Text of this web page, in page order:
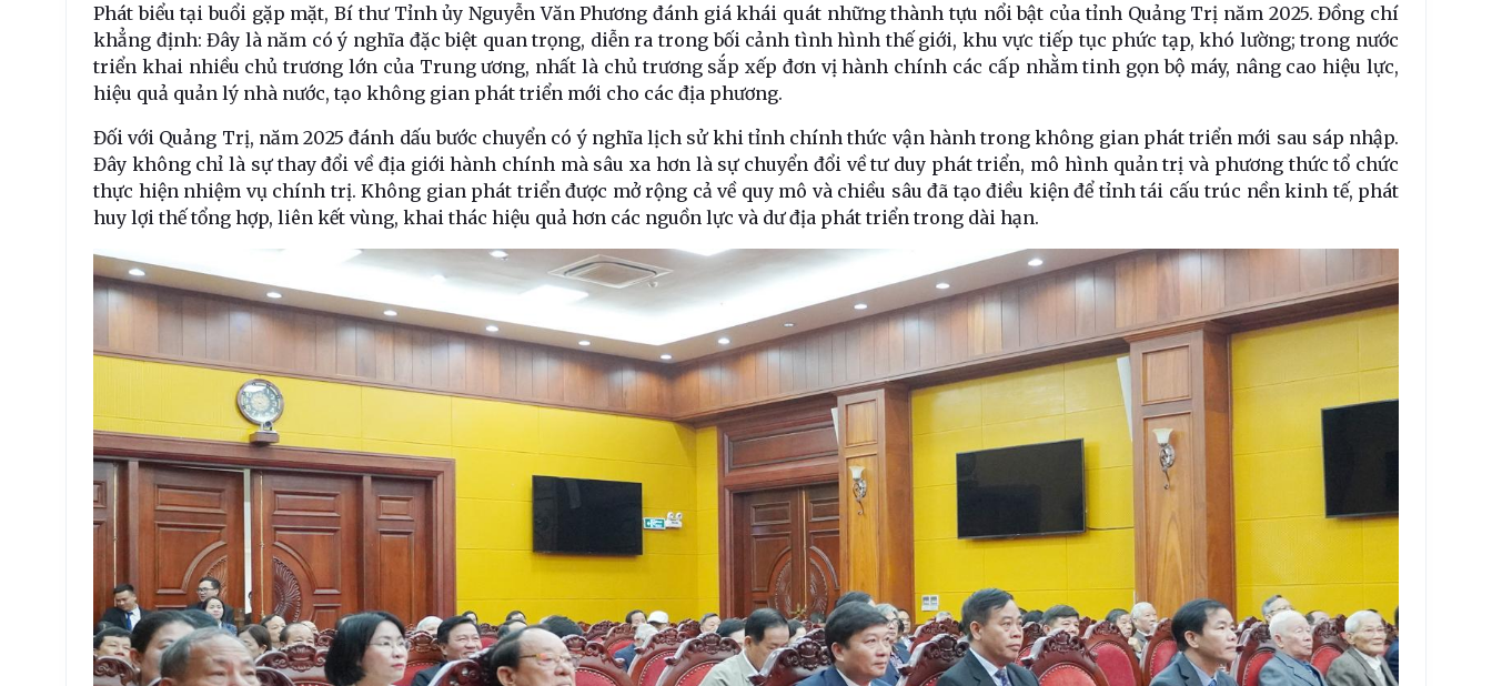
Phát biểu tại buổi gặp mặt, Bí thư Tỉnh ủy Nguyễn Văn Phương đánh giá khái quát những thành tựu nổi bật của tỉnh Quảng Trị năm 2025. Đồng chí
khẳng định: Đây là năm có ý nghĩa đặc biệt quan trọng, diễn ra trong bối cảnh tình hình thế giới, khu vực tiếp tục phức tạp, khó lường; trong nước
triển khai nhiều chủ trương lớn của Trung ương, nhất là chủ trương sắp xếp đơn vị hành chính các cấp nhằm tinh gọn bộ máy, nâng cao hiệu lực,
hiệu quả quản lý nhà nước, tạo không gian phát triển mới cho các địa phương.
Đối với Quảng Trị, năm 2025 đánh dấu bước chuyển có ý nghĩa lịch sử khi tỉnh chính thức vận hành trong không gian phát triển mới sau sáp nhập.
Đây không chỉ là sự thay đổi về địa giới hành chính mà sâu xa hơn là sự chuyển đổi về tư duy phát triển, mô hình quản trị và phương thức tổ chức
thực hiện nhiệm vụ chính trị. Không gian phát triển được mở rộng cả về quy mô và chiều sâu đã tạo điều kiện để tỉnh tái cấu trúc nền kinh tế, phát
huy lợi thế tổng hợp, liên kết vùng, khai thác hiệu quả hơn các nguồn lực và dư địa phát triển trong dài hạn.